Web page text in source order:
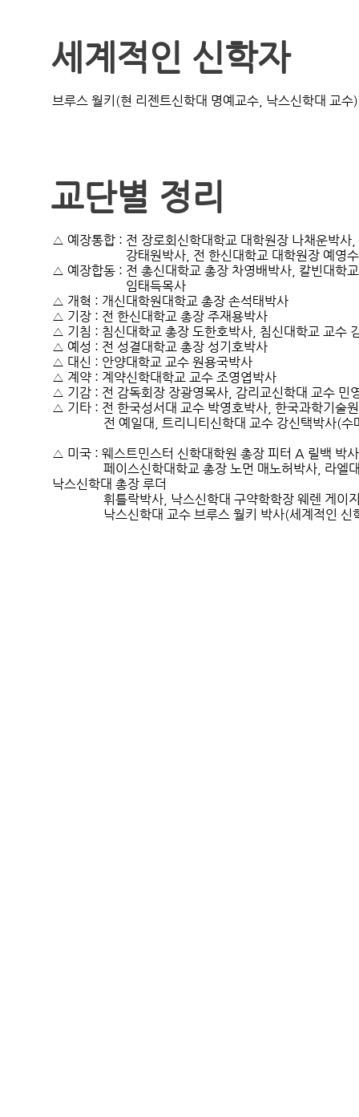
세계적인 신학자
교단별 정리
△ 예장통합 : 전 장로회신학대학교 대학원장 나채운
강태원박사, 전 한신대학교 대학원장 예
△ 예장합동 : 전 총신대학교 총장 차영배박사, 칼빈대학
                       임태득목사
△ 개혁 : 개신대학원대학교 총장 손석태박사
△ 기장 : 전 한신대학교 총장 주재용박사
△ 기침 : 침신대학교 총장 도한호박사, 침신대학교 교수
△ 예성 : 전 성결대학교 총장 성기호박사
△ 대신 : 안양대학교 교수 원용국박사
△ 계약 : 계약신학대학교 교수 조영엽박사
△ 기감 : 전 감독회장 장광영목사, 감리교신학대 교수 민
△ 기타 : 전 한국성서대 교수 박영호박사, 한국과학기술
전 예일대, 트리니티신학대 교수 강신택박사
△ 미국 : 웨스트민스터 신학대학원 총장 피터 A 릴백 박
페이스신학대학교 총장 노먼 매노허박사,
낙스신학대 총장 루더
휘틀락박사, 낙스신학대 구약학학장 웨렌 게